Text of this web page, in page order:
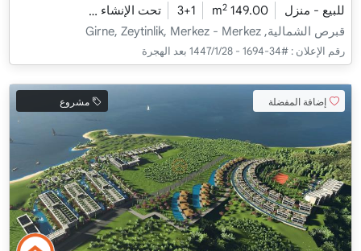
للبيع - منزل 149.00 m
2
3+1 تحت الإنشاء
قبرص الشمالية, Girne, Zeytinlik, Merkez - Merkez
رقم الإعلان : #34-1694 - 28‏‏/1‏‏/1447 بعد الهجرة
إضافة المفضلة مشروع